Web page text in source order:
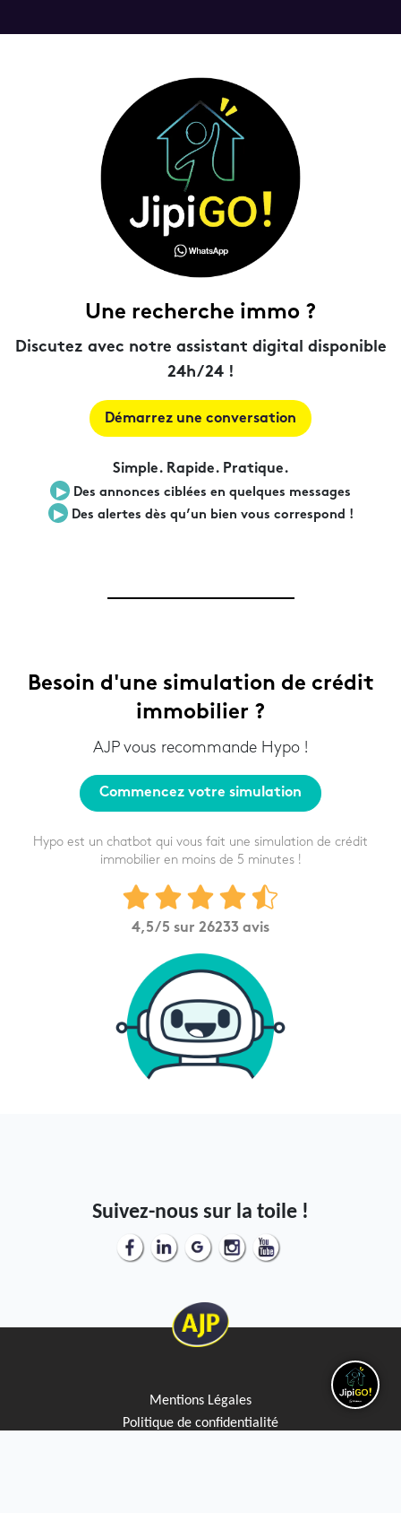
Une recherche immo ?
Discutez avec notre assistant digital disponible
24h/24 !
Démarrez une conversation
Simple. Rapide. Pratique.
▶︎
Des annonces ciblées en quelques messages
▶︎ Des alertes dès qu’un bien vous correspond !
Besoin d'une simulation de crédit
immobilier ?
AJP vous recommande Hypo !
Commencez votre simulation
Hypo est un chatbot qui vous fait une simulation de crédit
immobilier en moins de 5 minutes !
4,5/5 sur 26233 avis
Suivez-nous sur la toile !
Mentions Légales
Politique de confidentialité